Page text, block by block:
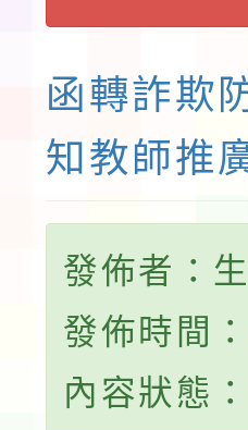
函轉詐欺
知教師推
發佈者：
發佈時間
內容狀態